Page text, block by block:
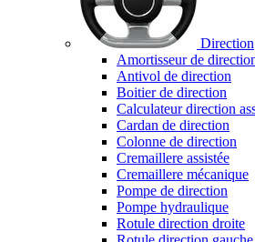
Direction
Amortisseur de
Antivol de direction
Boitier de direction
Calculateur direction
Cardan de direction
Colonne de direction
Cremaillere assistée
Cremaillere mécanique
Pompe de direction
Pompe hydraulique
Rotule direction droite